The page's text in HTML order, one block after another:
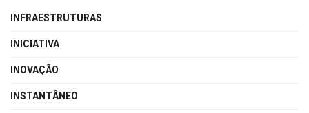
INFRAESTRUTURAS
INICIATIVA
INOVAÇÃO
INSTANTÂNEO